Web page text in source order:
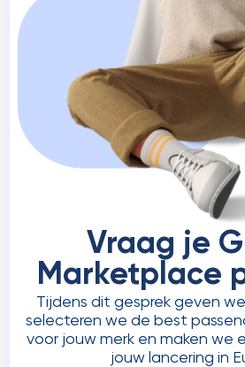
Vraag je
Marketplace
Tijdens dit gesprek geven
selecteren we de best
voor jouw merk en maken we
jouw lancering in